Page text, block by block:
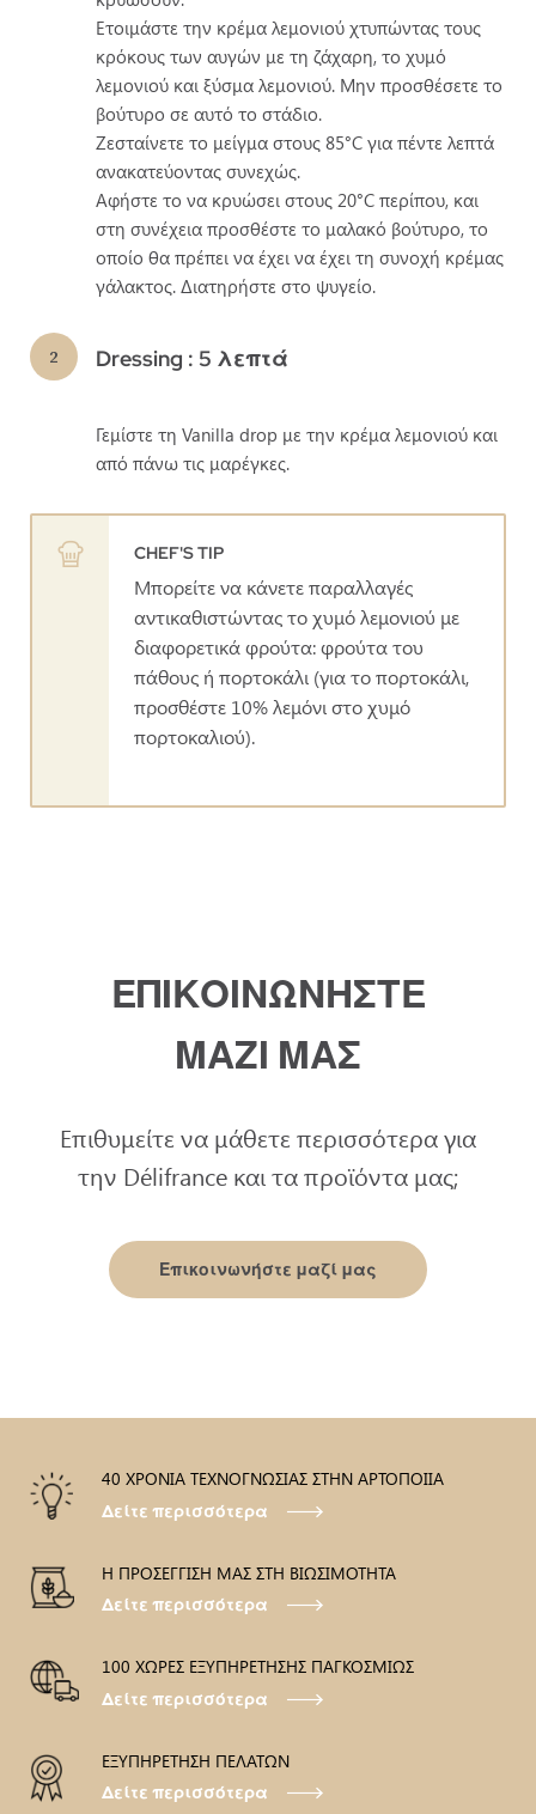
Ετοιμάστε την κρέμα λεμονιού χτυπώντας τους
κρόκους των αυγών με τη ζάχαρη, το χυμό
λεμονιού και ξύσμα λεμονιού. Μην προσθέσετε το
βούτυρο σε αυτό το στάδιο.
Ζεσταίνετε το μείγμα στους 85°C για πέντε λεπτά
ανακατεύοντας συνεχώς.
Αφήστε το να κρυώσει στους 20°C περίπου, και
στη συνέχεια προσθέστε το μαλακό βούτυρο, το
οποίο θα πρέπει να έχει να έχει τη συνοχή κρέμας
γάλακτος. Διατηρήστε στο ψυγείο.
Dressing : 5 λεπτά
Γεμίστε τη Vanilla drop με την κρέμα λεμονιού και
από πάνω τις μαρέγκες.
CHEF'S TIP
Μπορείτε να κάνετε παραλλαγές
αντικαθιστώντας το χυμό λεμονιού με
διαφορετικά φρούτα: φρούτα του
πάθους ή πορτοκάλι (για το πορτοκάλι,
προσθέστε 10% λεμόνι στο χυμό
πορτοκαλιού).
ΕΠΙΚΟΙΝΩΝΗΣΤΕ
ΜΑΖΙ ΜΑΣ
Επιθυμείτε να μάθετε περισσότερα για
την Délifrance και τα προϊόντα μας;
Επικοινωνήστε μαζί μας
40 ΧΡΟΝΙΑ ΤΕΧΝΟΓΝΩΣΙΑΣ ΣΤΗΝ ΑΡΤΟΠΟΙΙΑ
Δείτε περισσότερα
Η ΠΡΟΣΕΓΓΙΣΗ ΜΑΣ ΣΤΗ ΒΙΩΣΙΜΟΤΗΤΑ
Δείτε περισσότερα
100 ΧΩΡΕΣ ΕΞΥΠΗΡΕΤΗΣΗΣ ΠΑΓΚΟΣΜΙΩΣ
Δείτε περισσότερα
ΕΞΥΠΗΡΕΤΗΣΗ ΠΕΛΑΤΩΝ
Δείτε περισσότερα